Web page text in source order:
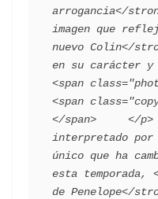
arrogancia</
imagen que
nuevo Colin</
en su carácter y
<span
<span
</span>     </p>
interpretado por
único que ha
esta temporada,
de Penelope</